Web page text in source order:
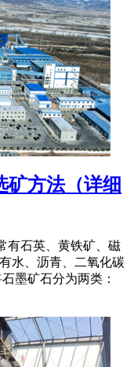
矿方法（详细
有石英、黄铁矿、磁
水、沥青、二氧化碳
墨矿石分为两类：